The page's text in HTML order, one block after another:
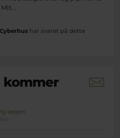
har svaret på dette
kommer
lægen